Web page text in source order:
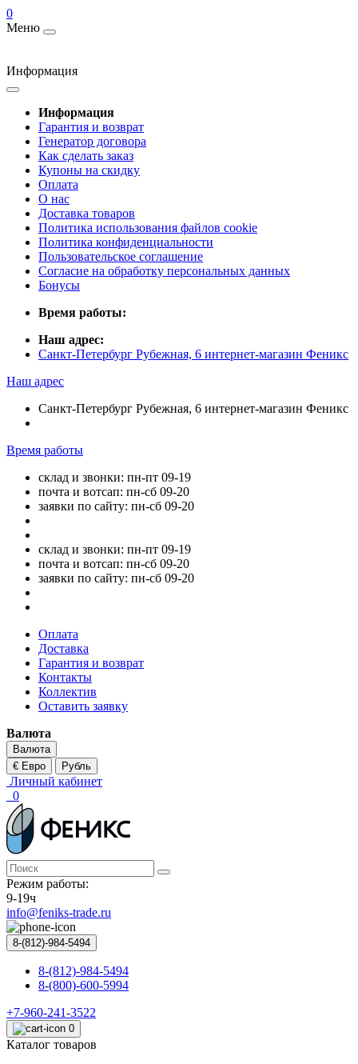
0
Меню
Информация
Информация
Гарантия и возврат
Генератор договора
Как сделать заказ
Купоны на скидку
Оплата
О нас
Доставка товаров
Политика использования файлов cookie
Политика конфиденциальности
Пользовательское соглашение
Согласие на обработку персональных данных
Бонусы
Время работы:
Наш адрес:
Санкт-Петербург Рубежная, 6 интернет-магазин Феникс
Наш адрес
Санкт-Петербург Рубежная, 6 интернет-магазин Феникс
Время работы
склад и звонки: пн-пт 09-19
почта и вотсап: пн-сб 09-20
заявки по сайту: пн-сб 09-20
склад и звонки: пн-пт 09-19
почта и вотсап: пн-сб 09-20
заявки по сайту: пн-сб 09-20
Оплата
Доставка
Гарантия и возврат
Контакты
Коллектив
Оставить заявку
Валюта
Валюта
€ Евро
Рубль
Личный кабинет
0
Режим работы:
9-19ч
info@feniks-trade.ru
8-(812)-984-5494
8-(812)-984-5494
8-(800)-600-5994
+7-960-241-3522
0
Каталог товаров